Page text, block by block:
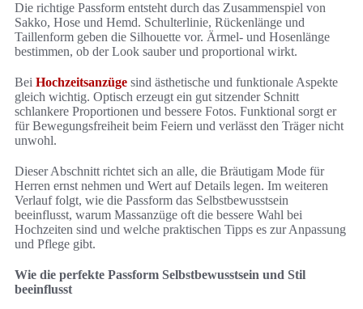
Die richtige Passform entsteht durch das Zusammenspiel von
Sakko, Hose und Hemd. Schulterlinie, Rückenlänge und
Taillenform geben die Silhouette vor. Ärmel- und Hosenlänge
bestimmen, ob der Look sauber und proportional wirkt.
Bei Hochzeitsanzüge sind ästhetische und funktionale Aspekte
gleich wichtig. Optisch erzeugt ein gut sitzender Schnitt
schlankere Proportionen und bessere Fotos. Funktional sorgt er
für Bewegungsfreiheit beim Feiern und verlässt den Träger nicht
unwohl.
Dieser Abschnitt richtet sich an alle, die Bräutigam Mode für
Herren ernst nehmen und Wert auf Details legen. Im weiteren
Verlauf folgt, wie die Passform das Selbstbewusstsein
beeinflusst, warum Massanzüge oft die bessere Wahl bei
Hochzeiten sind und welche praktischen Tipps es zur Anpassung
und Pflege gibt.
Wie die perfekte Passform Selbstbewusstsein und Stil
beeinflusst